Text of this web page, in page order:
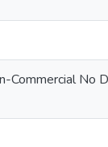
Commercial